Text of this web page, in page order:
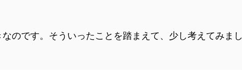
のです。そういったことを踏まえて、少し考えてみまし